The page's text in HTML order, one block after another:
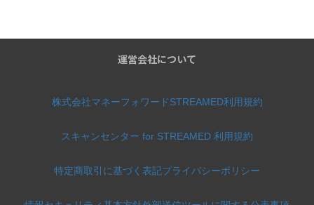
運営会社について
株式会社マネーフォワードSTREAMED利用規約
スキャンセンター for STREAMED 利用規約
特定商取引に基づく表記プライバシーポリシー